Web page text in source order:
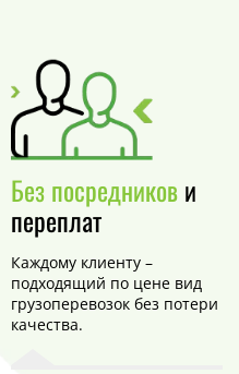
Без посредников и
переплат
Каждому клиенту –
подходящий по цене вид
грузоперевозок без потери
качества.